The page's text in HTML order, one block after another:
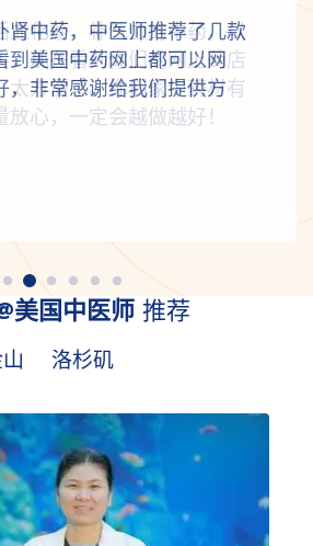
肾中药，中医师推荐了几款
到美国中药网上都可以网
，非常感谢给我们提供方
美国中医师推荐
洛杉矶